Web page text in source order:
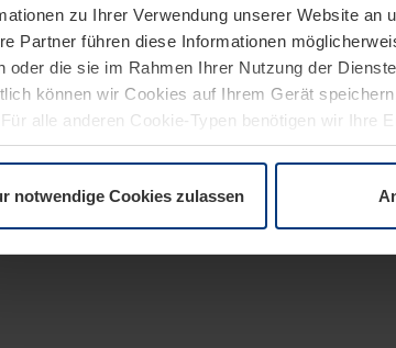
zu Ihrer Verwendung unserer Website an
Partner führen diese Informationen
oder die sie im Rahmen Ihrer Nutzung der
können wir Cookies auf Ihrem Gerät
alle anderen Cookie-Typen benötigen wir Ihre
auf der SeiteDatenschutzerklärung
notwendige Cookies zulassen